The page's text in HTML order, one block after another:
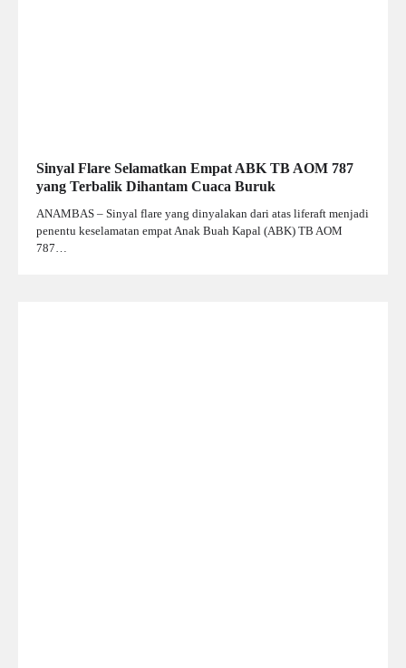
Sinyal Flare Selamatkan Empat ABK TB AOM 787
yang Terbalik Dihantam Cuaca Buruk
ANAMBAS – Sinyal flare yang dinyalakan dari atas liferaft menjadi
penentu keselamatan empat Anak Buah Kapal (ABK) TB AOM
787…